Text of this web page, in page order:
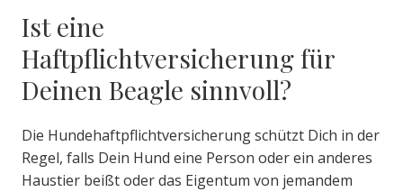
Ist eine
Haftpflichtversicherung für
Deinen Beagle sinnvoll?
Die Hundehaftpflichtversicherung schützt Dich in der
Regel, falls Dein Hund eine Person oder ein anderes
Haustier beißt oder das Eigentum von jemandem